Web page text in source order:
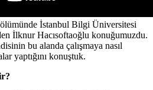
İstanbul Bilgi Üniversitesi
İlknur Hacısoftaoğlu konuğumuzdu.
bu alanda çalışmaya nasıl
yaptığını konuştuk.